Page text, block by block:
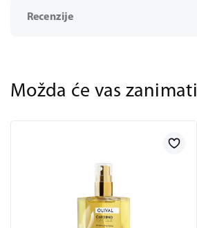
Recenzije
Možda će vas zanimati